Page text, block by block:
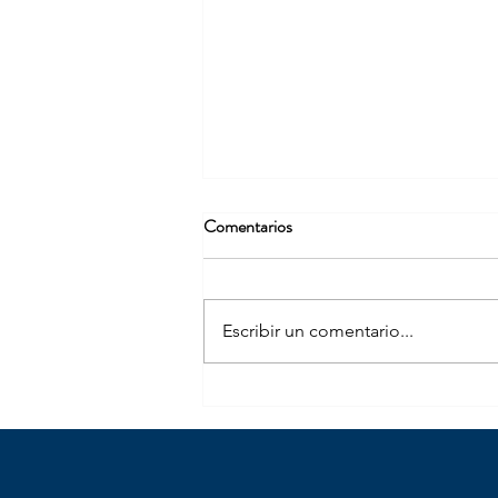
tres grandes ganadores del 8M
Comentarios
Escribir un comentario...